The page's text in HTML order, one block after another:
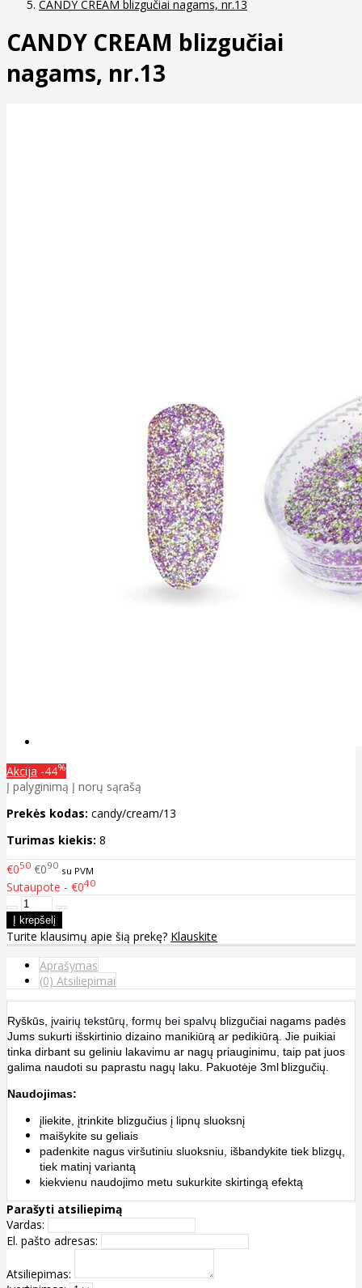
CANDY CREAM blizgučiai nagams, nr.13
CANDY CREAM blizgučiai
nagams, nr.13
Akcija -44%
Į palyginimą Į norų sąrašą
Prekės kodas: candy/cream/13
Turimas kiekis: 8
€050 €090 su PVM
Sutaupote - €040
Turite klausimų apie šią prekę? Klauskite
Aprašymas
(0) Atsiliepimai
Ryškūs, įvairių tekstūrų, formų bei spalvų blizgučiai nagams padės
Jums sukurti išskirtinio dizaino manikiūrą ar pedikiūrą. Jie puikiai
tinka dirbant su geliniu lakavimu ar nagų priauginimu, taip pat juos
galima naudoti su paprastu nagų laku. Pakuotėje 3ml blizgučių.
Naudojimas:
įliekite, įtrinkite blizgučius į lipnų sluoksnį
maišykite su geliais
padenkite nagus viršutiniu sluoksniu, išbandykite tiek blizgų,
tiek matinį variantą
kiekvienu naudojimo metu sukurkite skirtingą efektą
Parašyti atsiliepimą
Vardas:
El. pašto adresas:
Atsiliepimas: